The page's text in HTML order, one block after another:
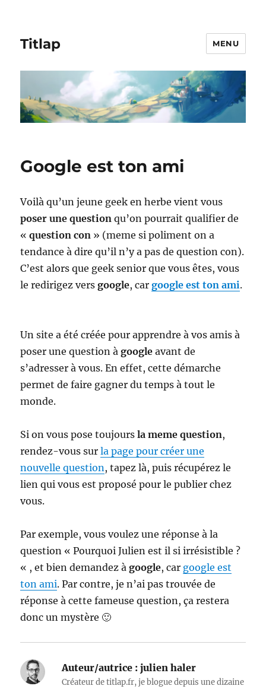
Titlap MENU
Google est ton ami
Voilà qu’un jeune geek en herbe vient vous
poser une question qu’on pourrait qualifier de
«question con » (meme si poliment on a
tendance à dire qu’il n’y a pas de question con).
C’est alors que geek senior que vous êtes, vous
le redirigez versgoogle, cargoogle est ton ami.
Un site a été créée pour apprendre à vos amis à
poser une question àgoogle avant de
s’adresser à vous. En effet, cette démarche
permet de faire gagner du temps à tout le
monde.
Si on vous pose toujoursla meme question,
rendez-vous surla page pour créer une
nouvelle question, tapez là, puis récupérez le
lien qui vous est proposé pour le publier chez
vous.
Par exemple, vous voulez une réponse à la
question « Pourquoi Julien est il si irrésistible ?
« , et bien demandez àgoogle, car google est
ton ami. Par contre, je n’ai pas trouvée de
réponse à cette fameuse question, ça restera
donc un mystère 🙂
Auteur/autrice : julien haler
Créateur de titlap.fr, je blogue depuis une dizaine